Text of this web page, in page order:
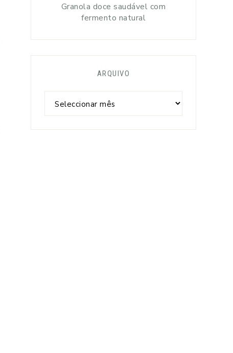
Granola doce saudável com
fermento natural
ARQUIVO